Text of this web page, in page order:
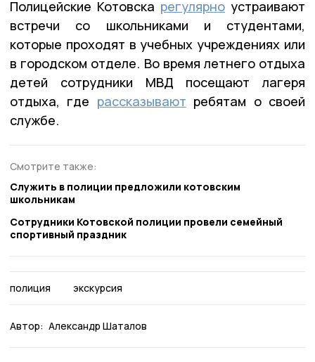
Полицейские Котовска регулярно устраивают
встречи со школьниками и студентами,
которые проходят в учебных учреждениях или
в городском отделе. Во время летнего отдыха
детей сотрудники МВД посещают лагеря
отдыха, где рассказывают ребятам о своей
службе.
Смотрите также:
Служить в полиции предложили котовским
школьникам
Сотрудники Котовской полиции провели семейный
спортивный праздник
полиция экскурсия
Автор: Александр Шаталов